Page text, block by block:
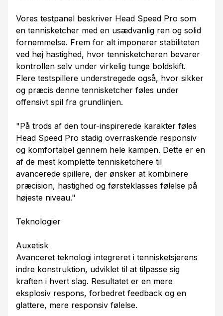
Vores testpanel beskriver Head Speed Pro som
en tennisketcher med en usædvanlig ren og solid
fornemmelse. Frem for alt imponerer stabiliteten
ved høj hastighed, hvor tennisketcheren bevarer
kontrollen selv under virkelig tunge boldskift.
Flere testspillere understregede også, hvor sikker
og præcis denne tennisketcher føles under
offensivt spil fra grundlinjen.
"På trods af den tour-inspirerede karakter føles
Head Speed Pro stadig overraskende responsiv
og komfortabel gennem hele kampen. Dette er en
af de mest komplette tennisketchere til
avancerede spillere, der ønsker at kombinere
præcision, hastighed og førsteklasses følelse på
højeste niveau."
Teknologier
Auxetisk
Avanceret teknologi integreret i tennisketsjerens
indre konstruktion, udviklet til at tilpasse sig
kraften i hvert slag. Resultatet er en mere
eksplosiv respons, forbedret feedback og en
glattere, mere responsiv følelse.